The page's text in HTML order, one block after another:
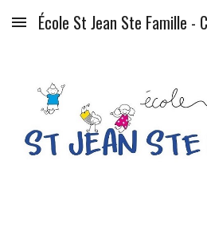
Skip to main content
École St Jean Ste Famille -